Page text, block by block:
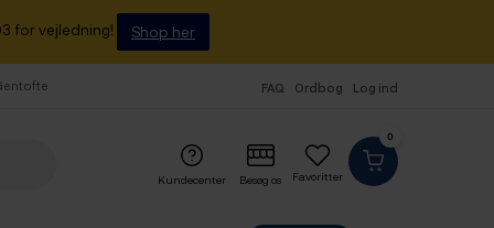
for vejledning! Shop her
FAQ Ordbog Log ind
0
Favoritter
Kundecenter Besøg os